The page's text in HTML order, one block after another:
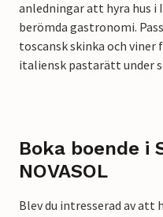
anledningar att hyra hus
berömda gastronomi.
toscansk skinka och viner
italiensk pastarätt under
Boka boende i
NOVASOL
Blev du intresserad av att